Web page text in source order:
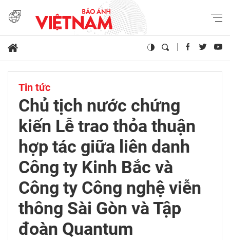
Tin tức
Chủ tịch nước chứng
kiến Lễ trao thỏa thuận
hợp tác giữa liên danh
Công ty Kinh Bắc và
Công ty Công nghệ viễn
thông Sài Gòn và Tập
đoàn Quantum